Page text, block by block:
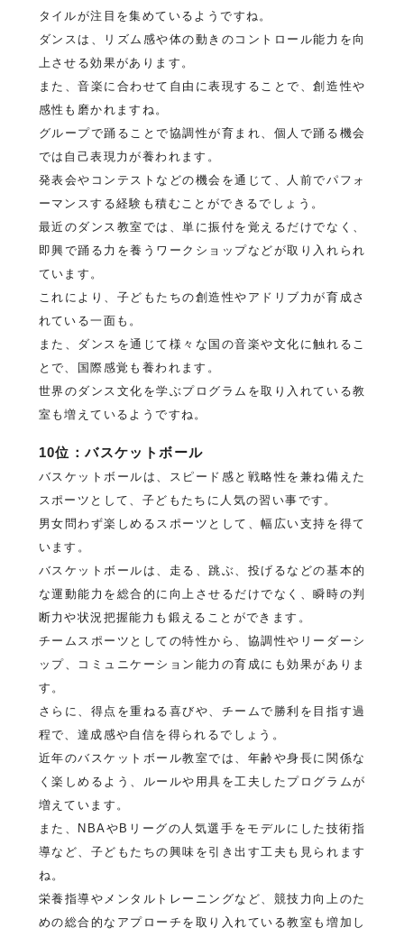
タイルが注目を集めているようですね。
ダンスは、リズム感や体の動きのコントロール能力を向
上させる効果があります。
また、音楽に合わせて自由に表現することで、創造性や
感性も磨かれますね。
グループで踊ることで協調性が育まれ、個人で踊る機会
では自己表現力が養われます。
発表会やコンテストなどの機会を通じて、人前でパフォ
ーマンスする経験も積むことができるでしょう。
最近のダンス教室では、単に振付を覚えるだけでなく、
即興で踊る力を養うワークショップなどが取り入れられ
ています。
これにより、子どもたちの創造性やアドリブ力が育成さ
れている一面も。
また、ダンスを通じて様々な国の音楽や文化に触れるこ
とで、国際感覚も養われます。
世界のダンス文化を学ぶプログラムを取り入れている教
室も増えているようですね。
10位：バスケットボール
バスケットボールは、スピード感と戦略性を兼ね備えた
スポーツとして、子どもたちに人気の習い事です。
男女問わず楽しめるスポーツとして、幅広い支持を得て
います。
バスケットボールは、走る、跳ぶ、投げるなどの基本的
な運動能力を総合的に向上させるだけでなく、瞬時の判
断力や状況把握能力も鍛えることができます。
チームスポーツとしての特性から、協調性やリーダーシ
ップ、コミュニケーション能力の育成にも効果がありま
す。
さらに、得点を重ねる喜びや、チームで勝利を目指す過
程で、達成感や自信を得られるでしょう。
近年のバスケットボール教室では、年齢や身長に関係な
く楽しめるよう、ルールや用具を工夫したプログラムが
増えています。
また、NBAやBリーグの人気選手をモデルにした技術指
導など、子どもたちの興味を引き出す工夫も見られます
ね。
栄養指導やメンタルトレーニングなど、競技力向上のた
めの総合的なアプローチを取り入れている教室も増加し